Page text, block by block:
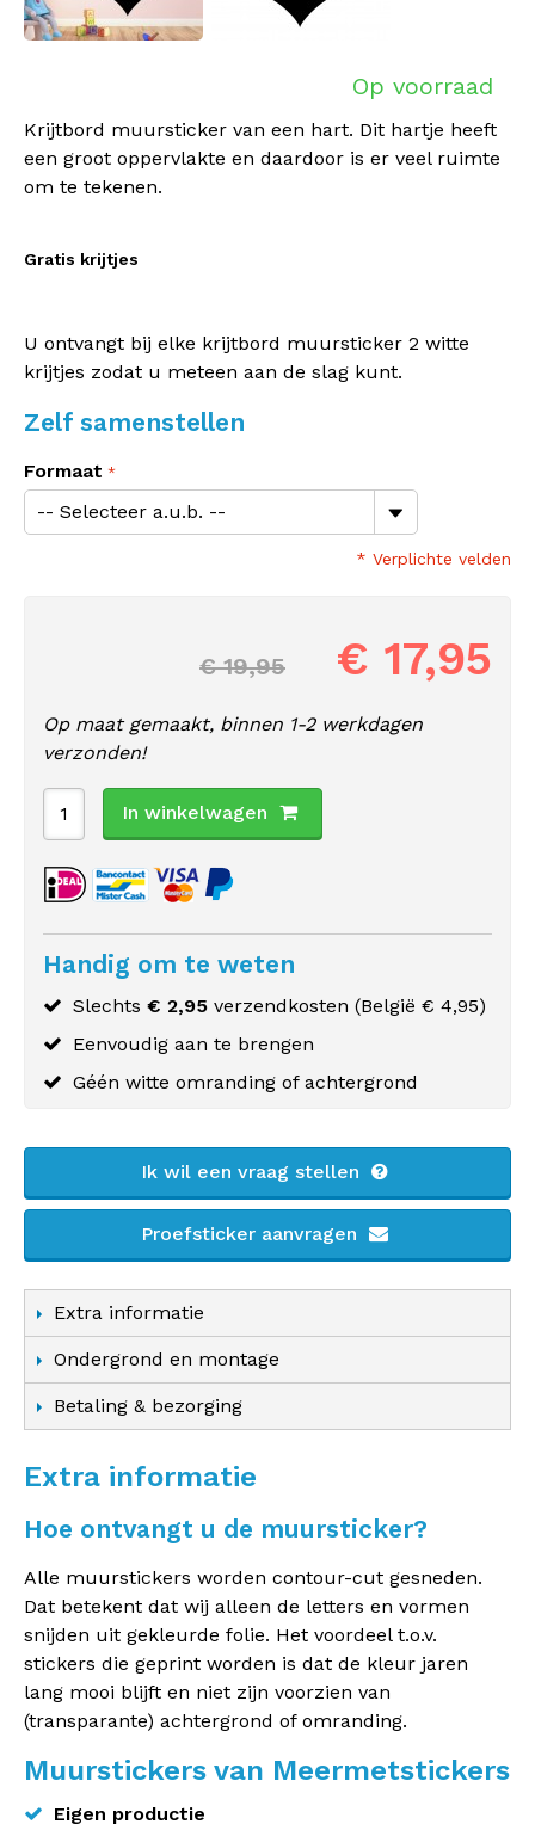
Op voorraad
Krijtbord muursticker van een hart. Dit hartje heeft
een groot oppervlakte en daardoor is er veel ruimte
om te tekenen.
Gratis krijtjes
U ontvangt bij elke krijtbord muursticker 2 witte
krijtjes zodat u meteen aan de slag kunt.
Zelf samenstellen
Formaat
* Verplichte velden
€ 19,95 € 17,95
Op maat gemaakt, binnen 1-2 werkdagen
verzonden!
In winkelwagen
Handig om te weten
Slechts € 2,95 verzendkosten (België € 4,95)
Eenvoudig aan te brengen
Géén witte omranding of achtergrond
Ik wil een vraag stellen
Proefsticker aanvragen
Extra informatie
Ondergrond en montage
Betaling & bezorging
Extra informatie
Hoe ontvangt u de muursticker?
Alle muurstickers worden contour-cut gesneden.
Dat betekent dat wij alleen de letters en vormen
snijden uit gekleurde folie. Het voordeel t.o.v.
stickers die geprint worden is dat de kleur jaren
lang mooi blijft en niet zijn voorzien van
(transparante) achtergrond of omranding.
Muurstickers van Meermetstickers
Eigen productie